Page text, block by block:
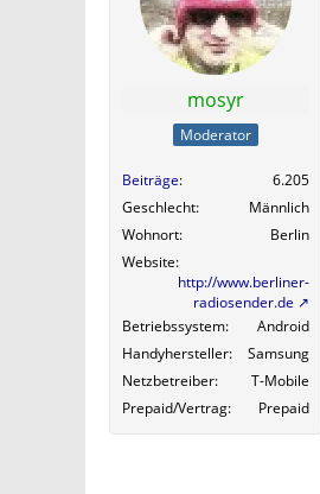
mosyr
Moderator
Beiträge
6.205
Geschlecht
Männlich
Wohnort
Berlin
Website
http://www.berliner-
radiosender.de
Betriebssystem
Android
Handyhersteller
Samsung
Netzbetreiber
T-Mobile
Prepaid/Vertrag
Prepaid